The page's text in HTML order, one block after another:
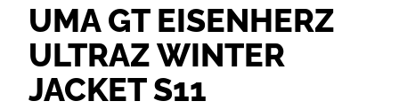
UMA GT EISENHERZ
ULTRAZ WINTER
JACKET S11